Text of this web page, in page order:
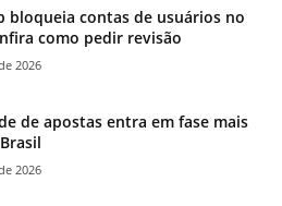
bloqueia contas de usuários no
como pedir revisão
2026
de apostas entra em fase mais
2026